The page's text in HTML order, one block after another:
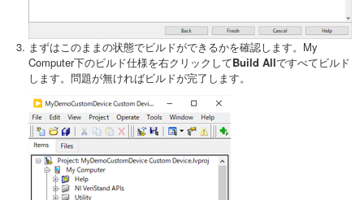
まずはこのままの状態でビルドができるかを確認します。My
Computer下のビルド仕様を右クリックしてBuild Allですべてビルド
します。問題が無ければビルドが完了します。